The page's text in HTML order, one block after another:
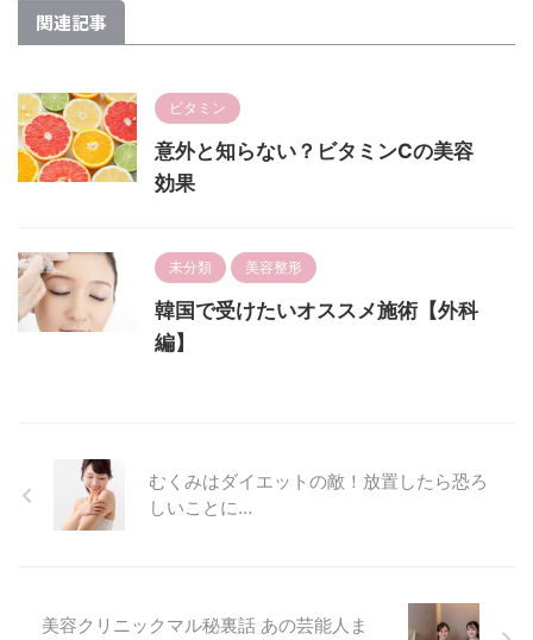
関連記事
ビタミン
意外と知らない？ビタミンCの美容
効果
未分類 美容整形
韓国で受けたいオススメ施術【外科
編】
むくみはダイエットの敵！放置したら恐ろ
しいことに…
美容クリニックマル秘裏話 あの芸能人ま